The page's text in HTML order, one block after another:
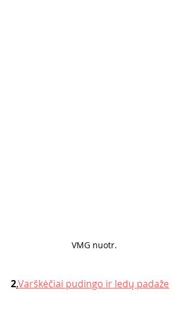
VMG nuotr.
2.Varškėčiai pudingo ir ledų padaže